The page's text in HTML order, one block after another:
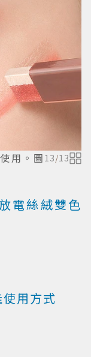
用。圖 13/13
電絲絨雙色
用方式